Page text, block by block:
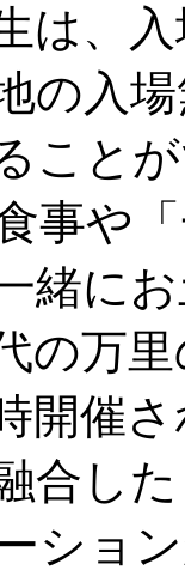
は、
の入
こと
事や
緒に
の万
開催
合し
ショ